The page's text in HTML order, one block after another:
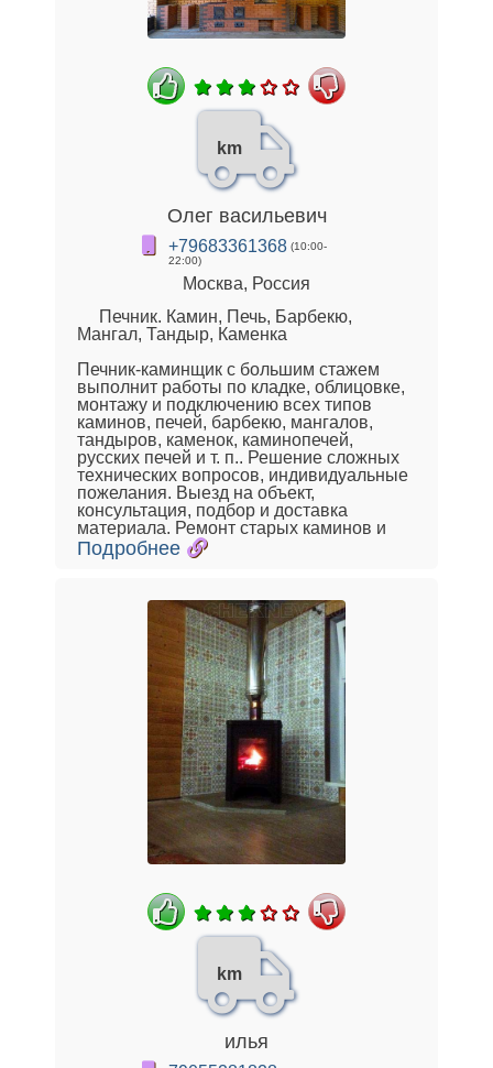
km
Олег васильевич
+79683361368 (10:00-
22:00)
Москва, Россия
Печник. Камин, Печь, Барбекю,
Мангал, Тандыр, Каменка
Печник-каминщик c большим стажем
выполнит работы по кладке, облицовке,
монтажу и подключению всех типов
каминов, печей, барбекю, мангалов,
тандыров, каменок, каминопечей,
русских печей и т. п.. Решение сложных
технических вопросов, индивидуальные
пожелания. Выезд на объект,
консультация, подбор и доставка
материала. Ремонт старых каминов и
Подробнее
km
илья